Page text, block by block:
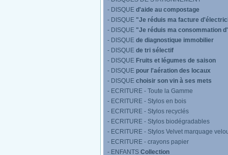
- DISQUE d'aide au compostage
- DISQUE "Je réduis ma facture
- DISQUE "Je réduis ma consommation
- DISQUE de diagnostique immobilier
- DISQUE de tri sélectif
- DISQUE Fruits et légumes de saison
- DISQUE pour l'aération des locaux
- DISQUE choisir son vin à ses mets
- ECRITURE - Toute la Gamme
- ECRITURE - Stylos en bois
- ECRITURE - Stylos recyclés
- ECRITURE - Stylos biodégradables
- ECRITURE - Stylos Velvet marquage
- ECRITURE - crayons papier
- ENFANTS Collection